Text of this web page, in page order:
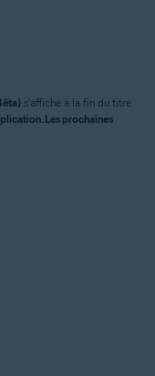
s'affiche à la fin du titre
Les prochaines